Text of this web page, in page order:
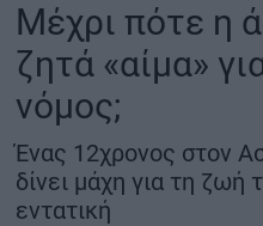
REAL ESTATE
ΠΕΡΙΒΑΛΛΟΝ
ΕΝΕΡΓΕΙΑ
Μέχρι πότε η
ζητά «αίμα»
νόμος;
Ένας 12χρονος στον
δίνει μάχη για τη ζωή
εντατική